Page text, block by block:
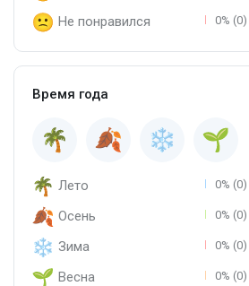
Не понравился 0% (0)
Время года
Лето 0% (0)
Осень 0% (0)
Зима 0% (0)
Весна 0% (0)